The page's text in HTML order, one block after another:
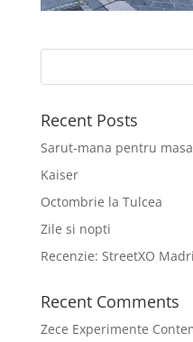
Recent Posts
Sarut-mana pentru masa
Kaiser
Octombrie la Tulcea
Zile si nopti
Recenzie: StreetXO
Recent Comments
Zece Experimente